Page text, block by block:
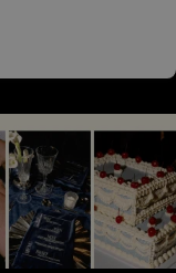
вашу
к
в любое
Так
Валерьевны
и я не
родители